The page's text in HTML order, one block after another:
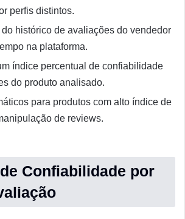
perfis distintos.
histórico de avaliações do vendedor
na plataforma.
índice percentual de confiabilidade
do produto analisado.
para produtos com alto índice de
de reviews.
Confiabilidade por